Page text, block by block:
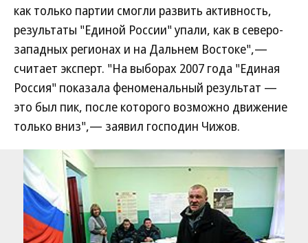
как только партии смогли развить активность,
результаты "Единой России" упали, как в северо-
западных регионах и на Дальнем Востоке",—
считает эксперт. "На выборах 2007 года "Единая
Россия" показала феноменальный результат —
это был пик, после которого возможно движение
только вниз",— заявил господин Чижов.